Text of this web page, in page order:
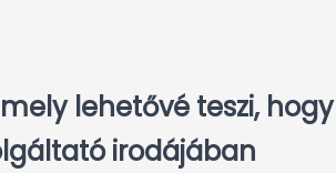
lehetővé teszi, hogy
irodájában